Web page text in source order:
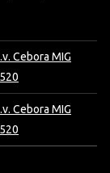
Dankzij het
Cebora MIG
Cebora MIG